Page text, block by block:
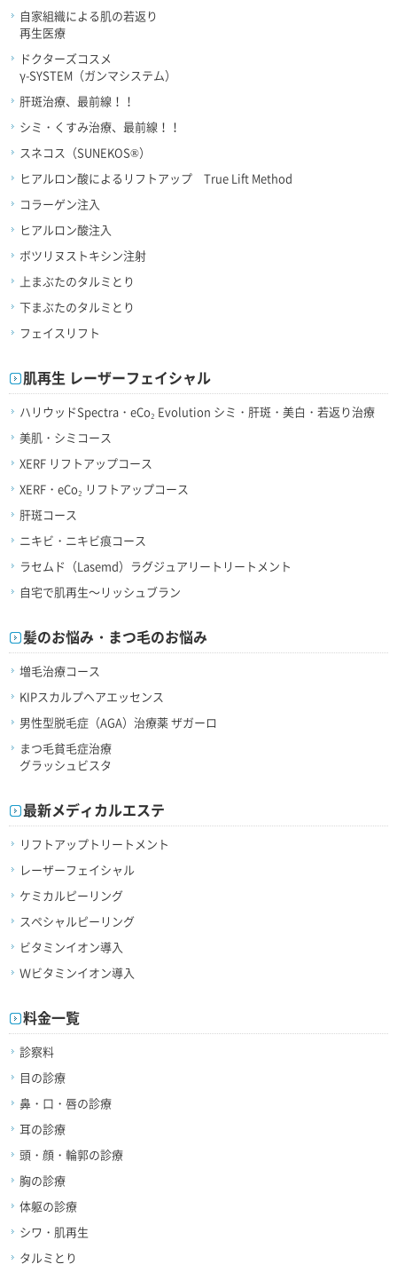
自家組織による肌の若返り
再生医療
ドクターズコスメ
γ-SYSTEM（ガンマシステム）
肝斑治療、最前線！！
シミ・くすみ治療、最前線！！
スネコス（SUNEKOS®）
ヒアルロン酸によるリフトアップ True Lift Method
コラーゲン注入
ヒアルロン酸注入
ボツリヌストキシン注射
上まぶたのタルミとり
下まぶたのタルミとり
フェイスリフト
肌再生 レーザーフェイシャル
ハリウッドSpectra・eCo₂ Evolution シミ・肝斑・美白・若返り治療
美肌・シミコース
XERF リフトアップコース
XERF・eCo₂ リフトアップコース
肝斑コース
ニキビ・ニキビ痕コース
ラセムド（Lasemd）ラグジュアリートリートメント
自宅で肌再生～リッシュブラン
髪のお悩み・まつ毛のお悩み
増毛治療コース
KIPスカルプヘアエッセンス
男性型脱毛症（AGA）治療薬 ザガーロ
まつ毛貧毛症治療
グラッシュビスタ
最新メディカルエステ
リフトアップトリートメント
レーザーフェイシャル
ケミカルピーリング
スペシャルピーリング
ビタミンイオン導入
Ｗビタミンイオン導入
料金一覧
診察料
目の診療
鼻・口・唇の診療
耳の診療
頭・顔・輪郭の診療
胸の診療
体躯の診療
シワ・肌再生
タルミとり